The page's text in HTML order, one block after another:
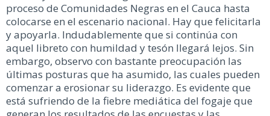
proceso de Comunidades Negras en el Cauca hasta
colocarse en el escenario nacional. Hay que felicitarla
y apoyarla. Indudablemente que si continúa con
aquel libreto con humildad y tesón llegará lejos. Sin
embargo, observo con bastante preocupación las
últimas posturas que ha asumido, las cuales pueden
comenzar a erosionar su liderazgo. Es evidente que
está sufriendo de la fiebre mediática del fogaje que